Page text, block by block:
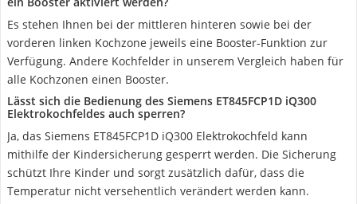
Es stehen Ihnen bei der mittleren hinteren sowie bei der
vorderen linken Kochzone jeweils eine Booster-Funktion zur
Verfügung. Andere Kochfelder in unserem Vergleich haben für
alle Kochzonen einen Booster.
Lässt sich die Bedienung des Siemens ET845FCP1D iQ300
Elektrokochfeldes auch sperren?
Ja, das Siemens ET845FCP1D iQ300 Elektrokochfeld kann
mithilfe der Kindersicherung gesperrt werden. Die Sicherung
schützt Ihre Kinder und sorgt zusätzlich dafür, dass die
Temperatur nicht versehentlich verändert werden kann.